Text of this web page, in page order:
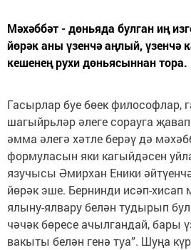
Мәхәббәт - дөньяда булган иң
йөрәк аны үзенчә аңлый, үзенчә
кешенең рухи дөньясыннан тора.
Гасырлар буе бөек философлар,
шагыйрьләр әлеге сорауга
әмма әлегә хәтле берәү дә
формуласын яки кагыйдәсен
язучысы Әмирхан Еники
йөрәк эше. Бернинди исәп-хисап
ялыну-ялвару белән тудырып
чәчәк бөресе ачылгандай, бары
вакыты белән генә туа”. Шуңа